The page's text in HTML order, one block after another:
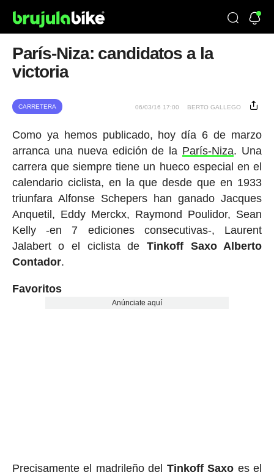
París-Niza: candidatos a la
victoria
CARRETERA 06/03/16 17:00 BERTO GALLEGO
Como ya hemos publicado, hoy día 6 de marzo
arranca una nueva edición de la París-Niza. Una
carrera que siempre tiene un hueco especial en el
calendario ciclista, en la que desde que en 1933
triunfara Alfonse Schepers han ganado Jacques
Anquetil, Eddy Merckx, Raymond Poulidor, Sean
Kelly -en 7 ediciones consecutivas-, Laurent
Jalabert o el ciclista de Tinkoff SaxoAlberto
Contador.
Favoritos
Anúnciate aquí
Precisamente el madrileño del Tinkoff Saxo es el